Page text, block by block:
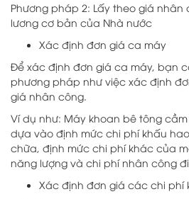
Phương pháp 2: Lấy theo giá
lương cơ bản của Nhà nước
Xác định đơn giá ca máy
Để xác định đơn giá ca máy, bạn
phương pháp như việc xác định
giá nhân công.
Ví dụ như: Máy khoan bê tông
dựa vào định mức chi phí khấu
chữa, định mức chi phí khác của
năng lượng và chi phí nhân công
Xác định đơn giá các chi phí